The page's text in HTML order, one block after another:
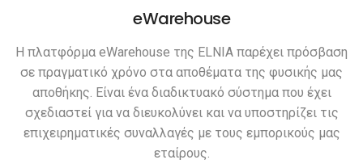
eWarehouse
Η πλατφόρμα eWarehouse της ELNIA παρέχει πρόσβαση
σε πραγματικό χρόνο στα αποθέματα της φυσικής μας
αποθήκης. Είναι ένα διαδικτυακό σύστημα που έχει
σχεδιαστεί για να διευκολύνει και να υποστηρίζει τις
επιχειρηματικές συναλλαγές με τους εμπορικούς μας
εταίρους.